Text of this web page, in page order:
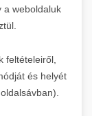
a weboldaluk
feltételeiről,
és helyét